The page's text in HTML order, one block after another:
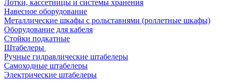
Лотки, кассетницы и системы хранения
Навесное оборудование
Металлические шкафы с рольставнями (роллетные шкафы)
Оборудование для кабеля
Стойки подкатные
Штабелеры
Ручные гидравлические штабелеры
Самоходные штабелеры
Электрические штабелеры